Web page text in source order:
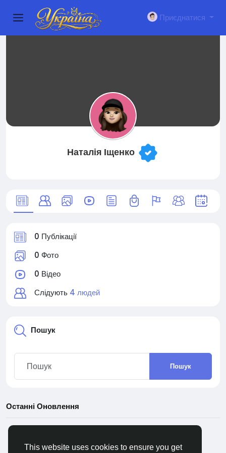
This website uses cookies to ensure you get
Приєднатися
Наталія Іщенко
0 Публікації
0 Фото
0 Відео
Слідують 4 людей
Пошук
Пошук
Останні Оновлення